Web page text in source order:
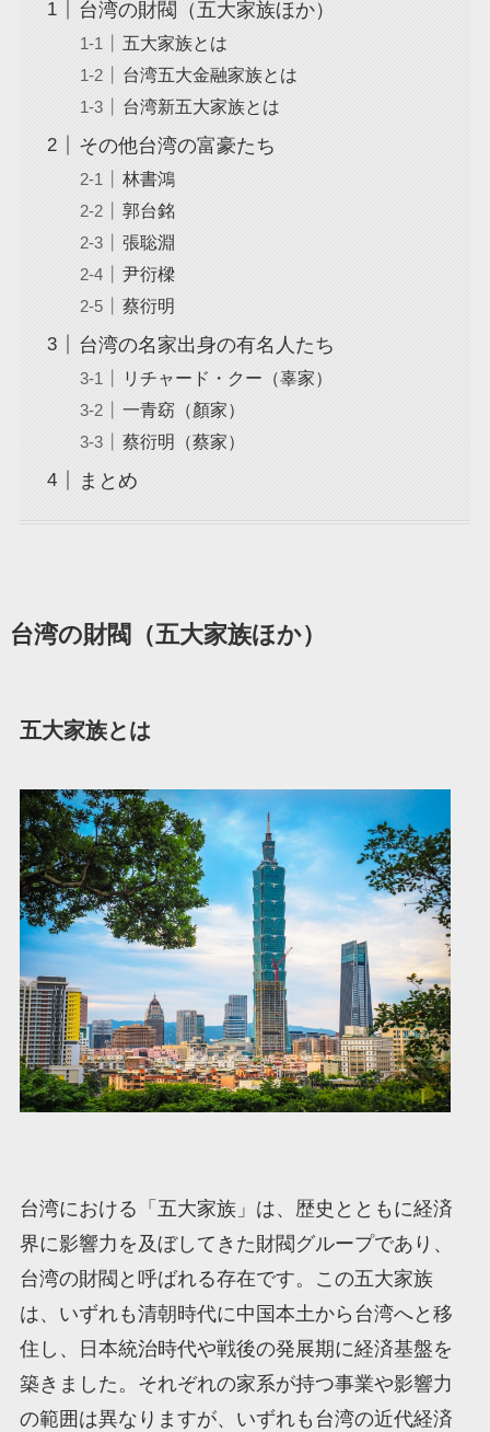
台湾の財閥（五大家族ほか）
五大家族とは
台湾五大金融家族とは
台湾新五大家族とは
その他台湾の富豪たち
林書鴻
郭台銘
張聡淵
尹衍樑
蔡衍明
台湾の名家出身の有名人たち
リチャード・クー（辜家）
一青窈（顏家）
蔡衍明（蔡家）
まとめ
台湾の財閥（五大家族ほか）
五大家族とは
台湾における「五大家族」は、歴史とともに経済
界に影響力を及ぼしてきた財閥グループであり、
台湾の財閥と呼ばれる存在です。この五大家族
は、いずれも清朝時代に中国本土から台湾へと移
住し、日本統治時代や戦後の発展期に経済基盤を
築きました。それぞれの家系が持つ事業や影響力
の範囲は異なりますが、いずれも台湾の近代経済